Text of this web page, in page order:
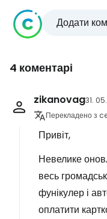
Додати
4 коментарі
zikanovag31.
Перекладено з
Привіт,
Невелике
весь
фунікулер і
оплатити